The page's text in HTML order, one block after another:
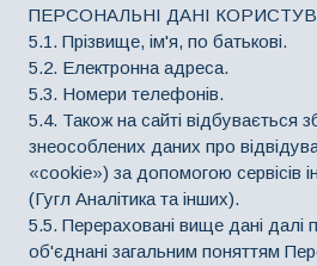
ПЕРСОНАЛЬНІ ДАНІ
5.1. Прізвище, ім'я, по батькові.
5.2. Електронна адреса.
5.3. Номери телефонів.
5.4. Також на сайті відбувається
знеособлених даних про
«cookie») за допомогою сервісів
(Гугл Аналітика та інших).
5.5. Перераховані вище дані далі
об'єднані загальним поняттям